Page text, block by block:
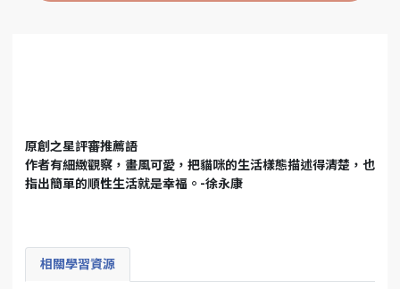
原創之星評審推薦語
作者有細緻觀察，畫風可愛，把貓咪的生活樣態描述得清楚，也
指出簡單的順性生活就是幸福。-徐永康
相關學習資源